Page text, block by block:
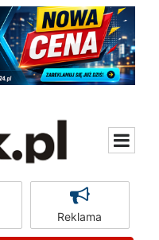
Reklama